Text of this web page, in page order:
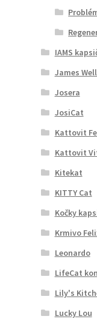
IAMS
James
Josera
JosiCat
Kattovit
Kattovit
Kitekat
KITTY Cat
Kočky
Krmivo
Leonardo
LifeCat
Lily's
Lucky Lou